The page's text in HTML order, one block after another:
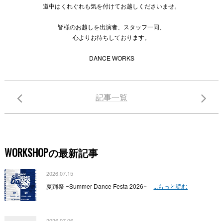
道中はくれぐれも気を付けてお越しくださいませ。
皆様のお越しを出演者、スタッフ一同、
心よりお待ちしております。
DANCE WORKS
記事一覧
WORKSHOPの最新記事
2026.07.15
夏踊祭 ~Summer Dance Festa 2026~ ...もっと読む